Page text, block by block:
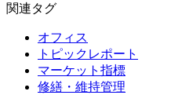
関連タグ
オフィス
トピックレポート
マーケット指標
修繕・維持管理